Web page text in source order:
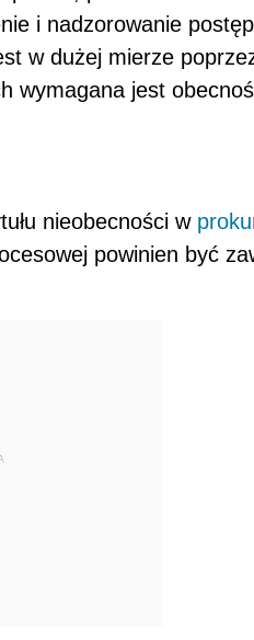
i nadzorowanie
w dużej mierze
wymagana jest
nieobecności w
powinien być